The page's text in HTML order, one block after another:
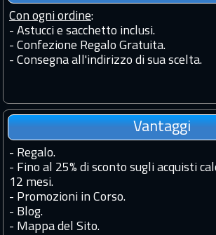
Con ogni ordine:
- Astucci e sacchetto inclusi.
- Confezione Regalo Gratuita.
- Consegna all'indirizzo di sua scelta.
Vantaggi
- Regalo.
- Fino al 25% di sconto sugli acquisti
12 mesi.
- Promozioni in Corso.
- Blog.
- Mappa del Sito.